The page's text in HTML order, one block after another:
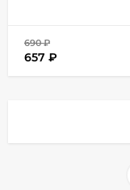
690₽
657 ₽